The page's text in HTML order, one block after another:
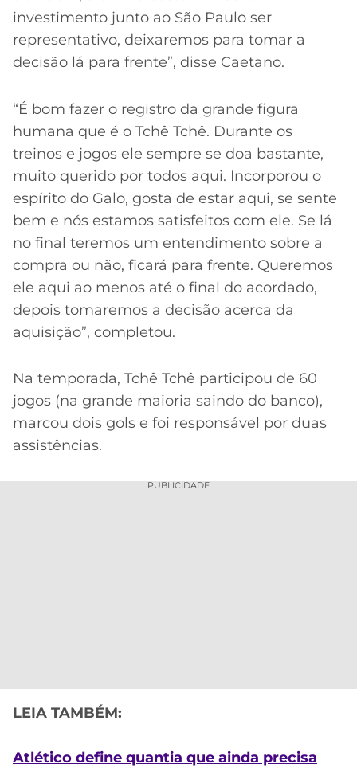
investimento junto ao São Paulo ser
representativo, deixaremos para tomar a
decisão lá para frente”, disse Caetano.
“É bom fazer o registro da grande figura
humana que é o Tchê Tchê. Durante os
treinos e jogos ele sempre se doa bastante,
muito querido por todos aqui. Incorporou o
espírito do Galo, gosta de estar aqui, se sente
bem e nós estamos satisfeitos com ele. Se lá
no final teremos um entendimento sobre a
compra ou não, ficará para frente. Queremos
ele aqui ao menos até o final do acordado,
depois tomaremos a decisão acerca da
aquisição”, completou.
Na temporada, Tchê Tchê participou de 60
jogos (na grande maioria saindo do banco),
marcou dois gols e foi responsável por duas
assistências.
PUBLICIDADE
LEIA TAMBÉM:
Atlético define quantia que ainda precisa